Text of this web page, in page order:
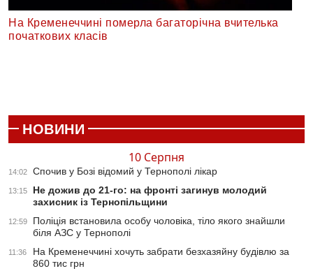
На Кременеччині померла багаторічна вчителька
початкових класів
НОВИНИ
10 Серпня
14:02 Спочив у Бозі відомий у Тернополі лікар
13:15
Не дожив до 21-го: на фронті загинув молодий
захисник із Тернопільщини
12:59
Поліція встановила особу чоловіка, тіло якого знайшли
біля АЗС у Тернополі
11:36
На Кременеччині хочуть забрати безхазяйну будівлю за
860 тис грн